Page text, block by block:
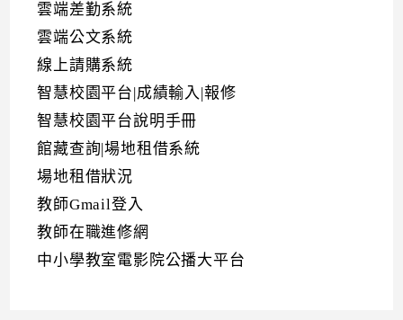
雲端差勤系統
雲端公文系統
線上請購系統
智慧校園平台|成績輸入|報修
智慧校園平台說明手冊
館藏查詢|場地租借系統
場地租借狀況
教師Gmail登入
教師在職進修網
中小學教室電影院公播大平台